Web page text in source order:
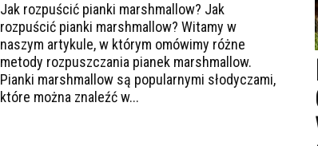
Jak rozpuścić pianki marshmallow? Jak
rozpuścić pianki marshmallow? Witamy w
naszym artykule, w którym omówimy różne
metody rozpuszczania pianek marshmallow.
Pianki marshmallow są popularnymi słodyczami,
które można znaleźć w...